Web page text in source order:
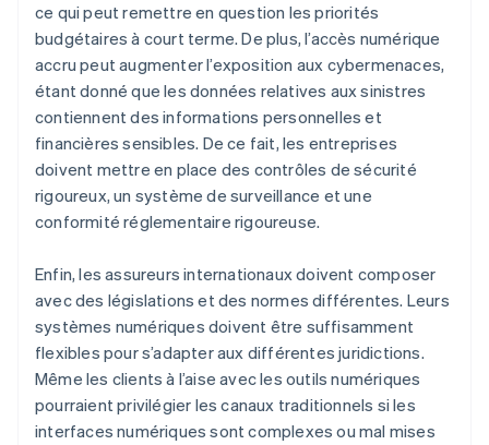
ce qui peut remettre en question les priorités
budgétaires à court terme. De plus, l’accès numérique
accru peut augmenter l’exposition aux cybermenaces,
étant donné que les données relatives aux sinistres
contiennent des informations personnelles et
financières sensibles. De ce fait, les entreprises
doivent mettre en place des contrôles de sécurité
rigoureux, un système de surveillance et une
conformité réglementaire rigoureuse.
Enfin, les assureurs internationaux doivent composer
avec des législations et des normes différentes. Leurs
systèmes numériques doivent être suffisamment
flexibles pour s’adapter aux différentes juridictions.
Même les clients à l’aise avec les outils numériques
pourraient privilégier les canaux traditionnels si les
interfaces numériques sont complexes ou mal mises